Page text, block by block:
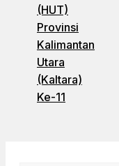
(HUT)
Provinsi
Kalimantan
Utara
(Kaltara)
Ke-11